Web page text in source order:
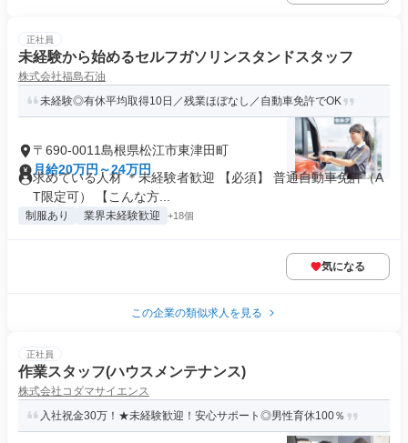
正社員
未経験から始めるセルフガソリンスタンドスタッフ
株式会社福島石油
未経験◎有休平均取得10日／残業ほぼなし／自動車免許でOK
〒690-0011島根県松江市東津田町
月給20万円～24万円
求めている人材 ＊未経験者歓迎 【必須】 普通自動車免許（A
T限定可） 【こんな方...
制服あり 業界未経験歓迎 +18個
気になる
この企業の類似求人を見る
正社員
作業スタッフ(ハウスメンテナンス)
株式会社コダマサイエンス
入社祝金30万！★未経験歓迎！安心サポート◎男性育休100％